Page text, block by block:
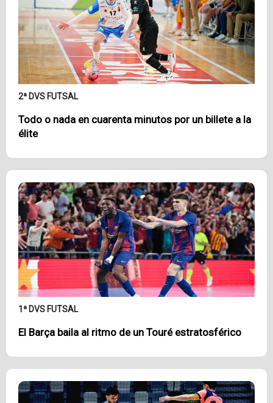
2ª DVS FUTSAL
Todo o nada en cuarenta minutos por un billete a la
élite
1ª DVS FUTSAL
El Barça baila al ritmo de un Touré estratosférico